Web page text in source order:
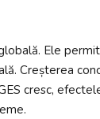
Ele
Creșterea
cresc,